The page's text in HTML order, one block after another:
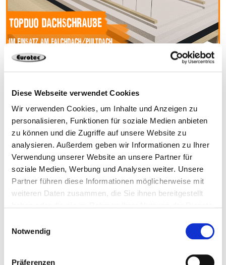
Diese Webseite verwendet Cookies
Wir verwenden Cookies, um Inhalte und Anzeigen zu
personalisieren, Funktionen für soziale Medien anbieten
zu können und die Zugriffe auf unsere Website zu
analysieren. Außerdem geben wir Informationen zu Ihrer
Verwendung unserer Website an unsere Partner für
soziale Medien, Werbung und Analysen weiter. Unsere
Partner führen diese Informationen möglicherweise mit
weiteren Daten zusammen, die Sie ihnen bereitgestellt
Notwendig
Präferenzen
Hebeanker HebeFix